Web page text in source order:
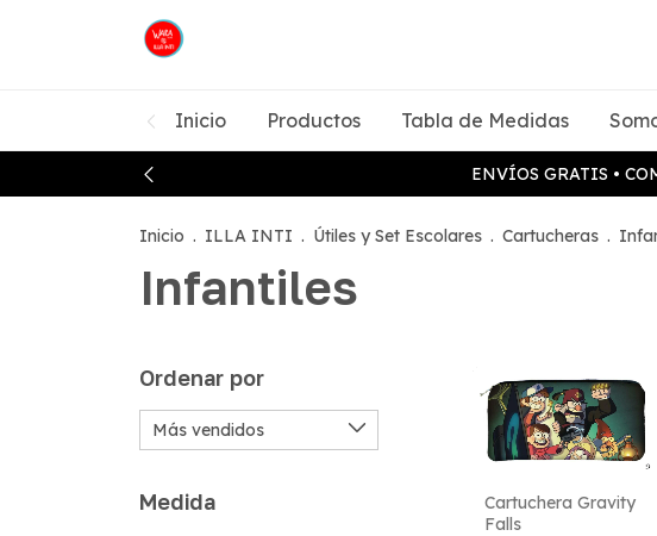
Inicio Productos Tabla de Medidas
ENVÍOS GRATIS •
Inicio . ILLA INTI . Útiles y Set Escolares . Cartucheras .
Infantiles
Ordenar por
Medida
Cartuchera Gravity
Falls